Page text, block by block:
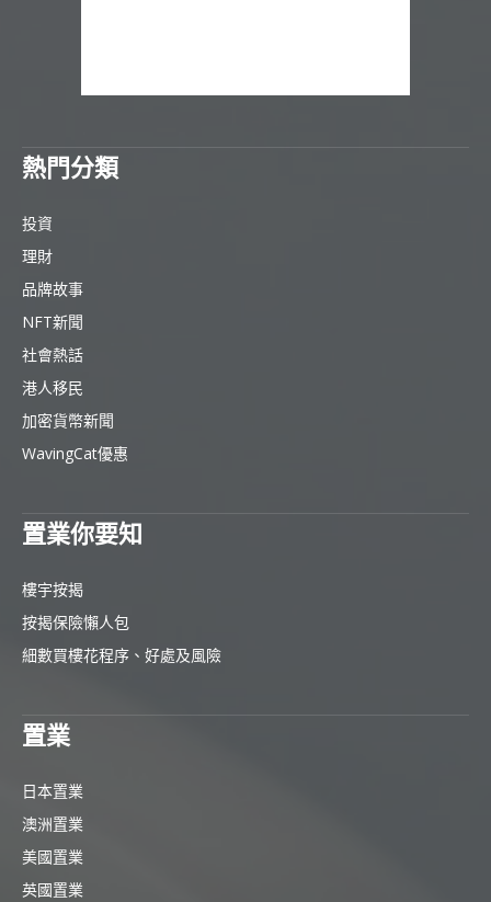
熱門分類
投資
理財
品牌故事
NFT新聞
社會熱話
港人移民
加密貨幣新聞
WavingCat優惠
置業你要知
樓宇按揭
按揭保險懶人包
細數買樓花程序、好處及風險
置業
日本置業
澳洲置業
美國置業
英國置業